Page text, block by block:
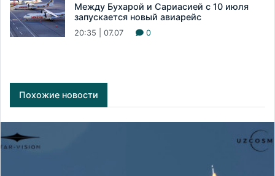
Между Бухарой и Сариасией с 10 июля
запускается новый авиарейс
20:35 | 07.07 0
Похожие новости